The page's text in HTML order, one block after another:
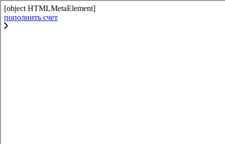
[object HTMLMetaElement]
пополнить счет